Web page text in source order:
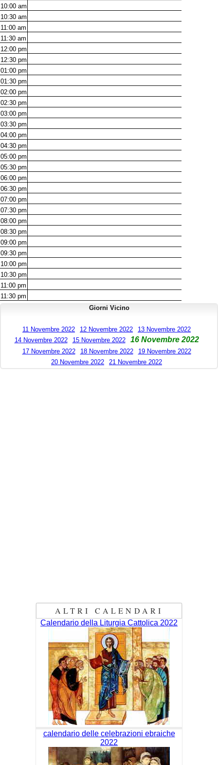
10:00 am
10:30 am
11:00 am
11:30 am
12:00 pm
12:30 pm
01:00 pm
01:30 pm
02:00 pm
02:30 pm
03:00 pm
03:30 pm
04:00 pm
04:30 pm
05:00 pm
05:30 pm
06:00 pm
06:30 pm
07:00 pm
07:30 pm
08:00 pm
08:30 pm
09:00 pm
09:30 pm
10:00 pm
10:30 pm
11:00 pm
11:30 pm
Giorni Vicino
11 Novembre 2022 12 Novembre 2022
13 Novembre 2022
14 Novembre 2022
15 Novembre 2022 16 Novembre 2022
17 Novembre 2022 18 Novembre 2022
19 Novembre 2022
20 Novembre 2022
21 Novembre 2022
ALTRI CALENDARI
Calendario della Liturgia Cattolica 2022
calendario delle celebrazioni ebraiche
2022